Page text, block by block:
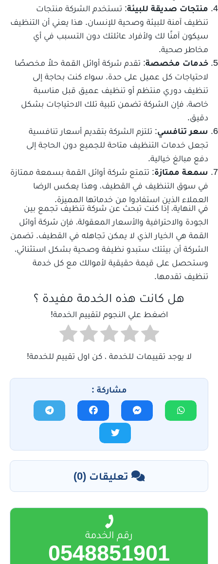
منتجات صديقة للبيئة: تستخدم الشركة منتجات
تنظيف آمنة للبيئة وصحية للإنسان. هذا يعني أن التنظيف
سيكون آمنًا لك ولأفراد عائلتك دون التسبب في أي
مخاطر صحية.
خدمات مخصصة: تقدم شركة أوائل القمة حلاً مخصصًا
لاحتياجات كل عميل على حدة. سواء كنت بحاجة إلى
تنظيف دوري منتظم أو تنظيف عميق قبل مناسبة
خاصة، فإن الشركة تضمن تلبية تلك الاحتياجات بشكل
دقيق.
سعر تنافسي: تلتزم الشركة بتقديم أسعار تنافسية
تجعل خدمات التنظيف متاحة للجميع دون الحاجة إلى
دفع مبالغ خيالية.
سمعة ممتازة: تتمتع شركة أوائل القمة بسمعة ممتازة
في سوق التنظيف في القطيف، وهذا يعكس الرضا
العملاء الذين استفادوا من خدماتها المميزة.
في النهاية، إذا كنت تبحث عن شركة تنظيف تجمع بين
الجودة والاحترافية والأسعار المعقولة، فإن شركة أوائل
القمة هي الخيار الذي لا يمكن تجاهله في القطيف. تضمن
الشركة أن بيئتك ستبدو نظيفة وصحية بشكل استثنائي،
وستحصل على قيمة حقيقية لأموالك مع كل خدمة
تنظيف تقدمها.
هل كانت هذه الخدمة مفيدة ؟
اضغط علي النجوم لتقييم الخدمة!
لا يوجد تقييمات للخدمة ، كن اول تقييم للخدمة!
مشاركة :
تعليقات (0)
رقم الخدمة
0548851901